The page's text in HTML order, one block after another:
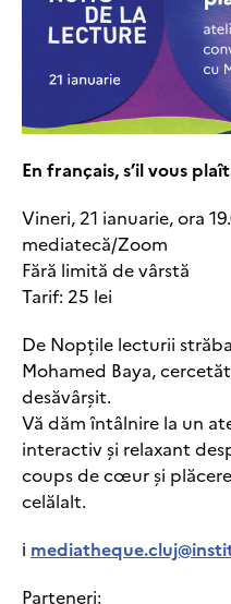
En français, s’il vous
Vineri, 21 ianuarie, ora
mediatecă/Zoom
Fără limită de vârstă
Tarif: 25 lei
De Nopțile lecturii
Mohamed Baya,
desăvârșit.
Vă dăm întâlnire la un
interactiv și relaxant
coups de cœur și
celălalt.
ℹ
Parteneri: